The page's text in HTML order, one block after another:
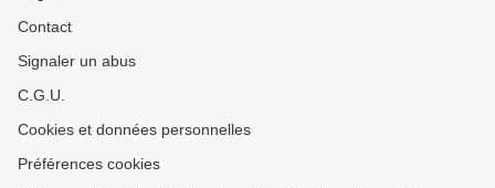
Contact
Signaler un abus
C.G.U.
Cookies et données personnelles
Préférences cookies